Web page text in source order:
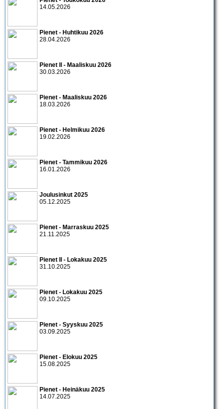
14.05.2026
Pienet - Huhtikuu 2026
28.04.2026
Pienet II - Maaliskuu 2026
30.03.2026
Pienet - Maaliskuu 2026
18.03.2026
Pienet - Helmikuu 2026
19.02.2026
Pienet - Tammikuu 2026
16.01.2026
Joulusinkut 2025
05.12.2025
Pienet - Marraskuu 2025
21.11.2025
Pienet II - Lokakuu 2025
31.10.2025
Pienet - Lokakuu 2025
09.10.2025
Pienet - Syyskuu 2025
03.09.2025
Pienet - Elokuu 2025
15.08.2025
Pienet - Heinäkuu 2025
14.07.2025